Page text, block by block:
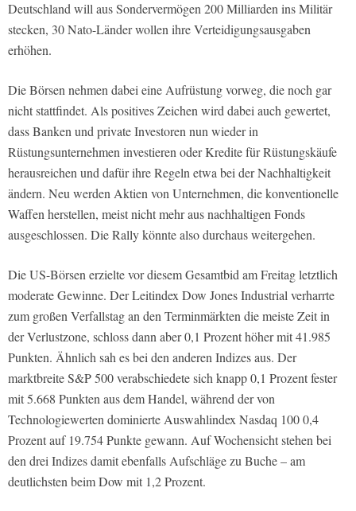
Deutschland will aus Sondervermögen 200 Milliarden ins Militär
stecken, 30 Nato-Länder wollen ihre Verteidigungsausgaben
erhöhen.
Die Börsen nehmen dabei eine Aufrüstung vorweg, die noch gar
nicht stattfindet. Als positives Zeichen wird dabei auch gewertet,
dass Banken und private Investoren nun wieder in
Rüstungsunternehmen investieren oder Kredite für Rüstungskäufe
herausreichen und dafür ihre Regeln etwa bei der Nachhaltigkeit
ändern. Neu werden Aktien von Unternehmen, die konventionelle
Waffen herstellen, meist nicht mehr aus nachhaltigen Fonds
ausgeschlossen. Die Rally könnte also durchaus weitergehen.
Die US-Börsen erzielte vor diesem Gesamtbid am Freitag letztlich
moderate Gewinne. Der Leitindex Dow Jones Industrial verharrte
zum großen Verfallstag an den Terminmärkten die meiste Zeit in
der Verlustzone, schloss dann aber 0,1 Prozent höher mit 41.985
Punkten. Ähnlich sah es bei den anderen Indizes aus. Der
marktbreite S&P 500 verabschiedete sich knapp 0,1 Prozent fester
mit 5.668 Punkten aus dem Handel, während der von
Technologiewerten dominierte Auswahlindex Nasdaq 100 0,4
Prozent auf 19.754 Punkte gewann. Auf Wochensicht stehen bei
den drei Indizes damit ebenfalls Aufschläge zu Buche – am
deutlichsten beim Dow mit 1,2 Prozent.